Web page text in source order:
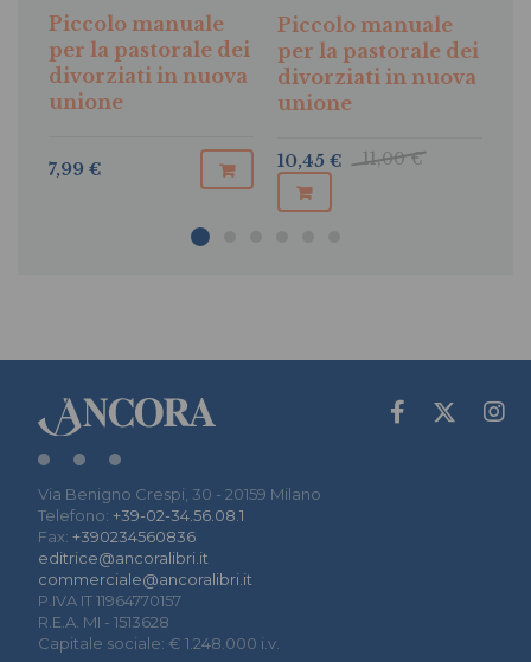
Piccolo manuale
per la pastorale dei
divorziati in nuova
unione
7,99 €
Piccolo manuale
per la pastorale dei
divorziati in nuova
unione
11,00 €
10,45 €
Via Benigno Crespi, 30 - 20159 Milano
Telefono: +39-02-34.56.08.1
Fax: +390234560836
editrice@ancoralibri.it
commerciale@ancoralibri.it
P.IVA IT 11964770157
R.E.A. MI - 1513628
Capitale sociale: € 1.248.000 i.v.